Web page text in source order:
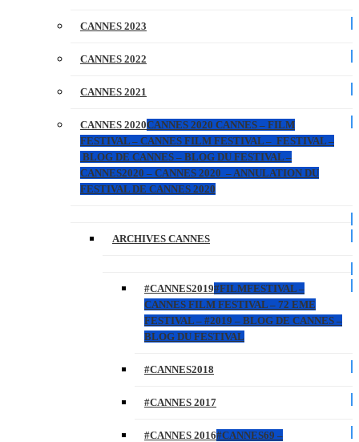
CANNES 2023
CANNES 2022
CANNES 2021
CANNES 2020CANNES 2020 CANNES – FILM
FESTIVAL – CANNES FILM FESTIVAL – FESTIVAL –
BLOG DE CANNES – BLOG DU FESTIVAL –
CANNES2020 – CANNES 2020 – ANNULATION DU
FESTIVAL DE CANNES 2020
ARCHIVES CANNES
#CANNES2019#FILMFESTIVAL –
CANNES FILM FESTIVAL – 72 EME
FESTIVAL – #2019 – BLOG DE CANNES –
BLOG DU FESTIVAL
#CANNES2018
#CANNES 2017
#CANNES 2016#CANNES69 –